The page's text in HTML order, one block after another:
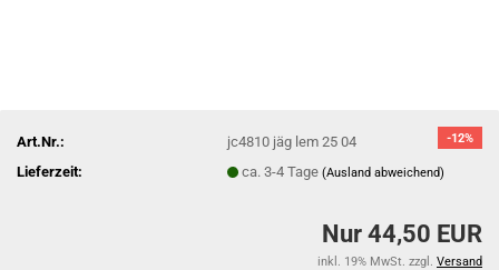
-12%
Art.Nr.:
jc4810 jäg lem 25 04
Lieferzeit:
ca. 3-4 Tage(Ausland abweichend)
Nur 44,50 EUR
inkl. 19% MwSt. zzgl. Versand